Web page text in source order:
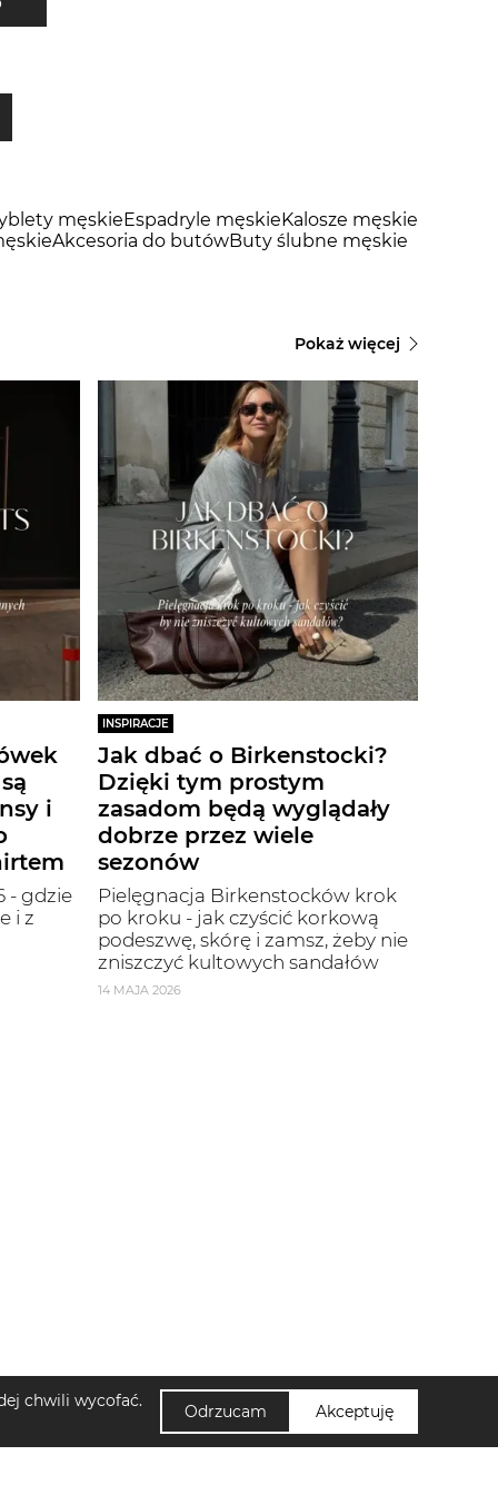
męskieEspadryle męskieKalosze męskie
Akcesoria do butówButy ślubne męskie
Pokaż więcej
i
- gdzie
i z
INSPIRACJE
Jak dbać o Birkenstocki?
Dzięki tym prostym
zasadom będą wyglądały
dobrze przez wiele
sezonów
Pielęgnacja Birkenstocków krok
po kroku - jak czyścić korkową
podeszwę, skórę i zamsz, żeby nie
zniszczyć kultowych sandałów
14 MAJA 2026
chwili wycofać.
Odrzucam Akceptuję